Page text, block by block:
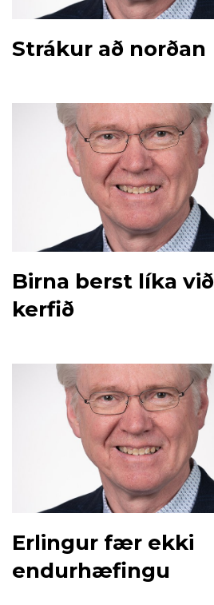
Strákur að norðan
Birna berst líka við
kerfið
Erlingur fær ekki
endurhæfingu